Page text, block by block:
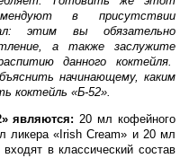
в присутствии
этим вы обязательно
а также заслужите
данного коктейля.
начинающему, каким
коктейль «Б-52».
являются: 20 мл кофейного
ликера «Irish Cream» и 20 мл
в классический состав